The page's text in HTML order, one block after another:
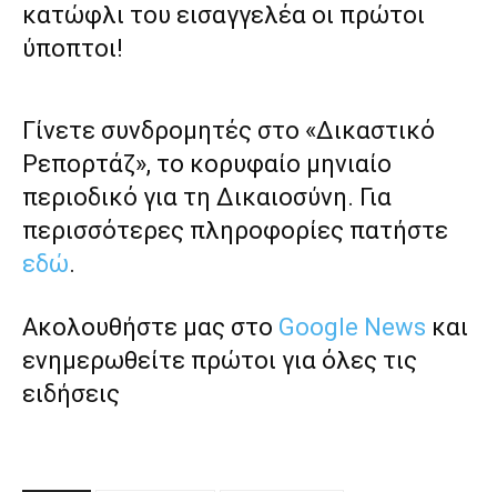
κατώφλι του εισαγγελέα οι πρώτοι
ύποπτοι!
Γίνετε συνδρομητές στο «Δικαστικό
Ρεπορτάζ», το κορυφαίο μηνιαίο
περιοδικό για τη Δικαιοσύνη. Για
περισσότερες πληροφορίες πατήστε
εδώ.
Ακολουθήστε μας στο Google News και
ενημερωθείτε πρώτοι για όλες τις
ειδήσεις